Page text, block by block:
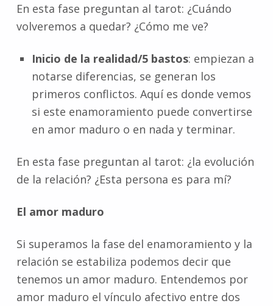
En esta fase preguntan al tarot: ¿Cuándo
volveremos a quedar? ¿Cómo me ve?
Inicio de la realidad/5 bastos: empiezan a
notarse diferencias, se generan los
primeros conflictos. Aquí es donde vemos
si este enamoramiento puede convertirse
en amor maduro o en nada y terminar.
En esta fase preguntan al tarot: ¿la evolución
de la relación? ¿Esta persona es para mí?
El amor maduro
Si superamos la fase del enamoramiento y la
relación se estabiliza podemos decir que
tenemos un amor maduro. Entendemos por
amor maduro el vínculo afectivo entre dos